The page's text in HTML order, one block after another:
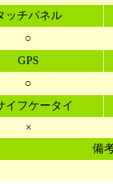
ッチパネル
○
GPS
○
イフケータイ
×
備